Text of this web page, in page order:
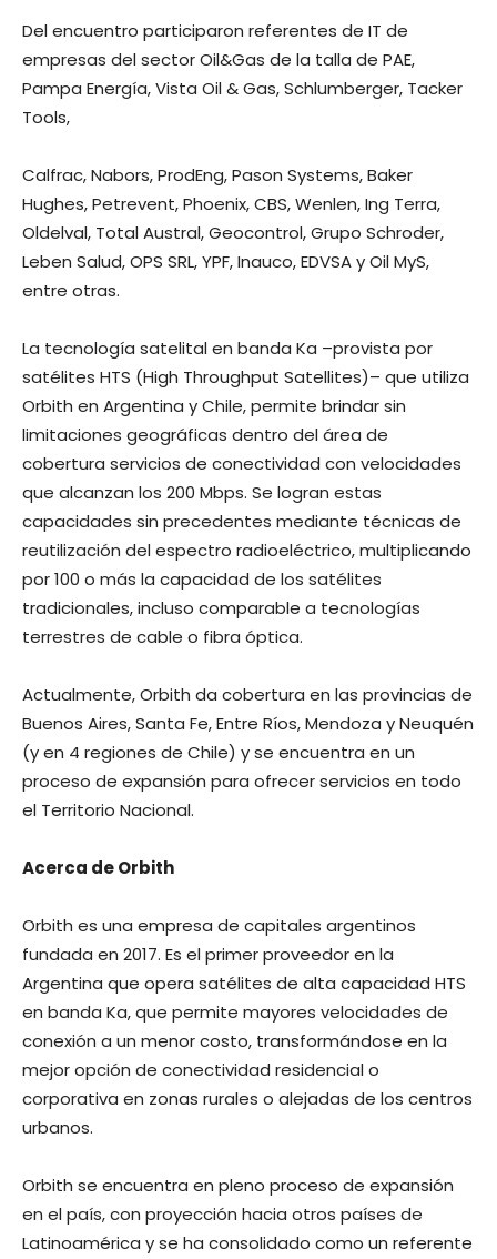
Del encuentro participaron referentes de IT de
empresas del sector Oil&Gas de la talla de PAE,
Pampa Energía, Vista Oil & Gas, Schlumberger, Tacker
Tools,
Calfrac, Nabors, ProdEng, Pason Systems, Baker
Hughes, Petrevent, Phoenix, CBS, Wenlen, Ing Terra,
Oldelval, Total Austral, Geocontrol, Grupo Schroder,
Leben Salud, OPS SRL, YPF, Inauco, EDVSA y Oil MyS,
entre otras.
La tecnología satelital en banda Ka –provista por
satélites HTS (High Throughput Satellites)– que utiliza
Orbith en Argentina y Chile, permite brindar sin
limitaciones geográficas dentro del área de
cobertura servicios de conectividad con velocidades
que alcanzan los 200 Mbps. Se logran estas
capacidades sin precedentes mediante técnicas de
reutilización del espectro radioeléctrico, multiplicando
por 100 o más la capacidad de los satélites
tradicionales, incluso comparable a tecnologías
terrestres de cable o fibra óptica.
Actualmente, Orbith da cobertura en las provincias de
Buenos Aires, Santa Fe, Entre Ríos, Mendoza y Neuquén
(y en 4 regiones de Chile) y se encuentra en un
proceso de expansión para ofrecer servicios en todo
el Territorio Nacional.
Acerca de Orbith
Orbith es una empresa de capitales argentinos
fundada en 2017. Es el primer proveedor en la
Argentina que opera satélites de alta capacidad HTS
en banda Ka, que permite mayores velocidades de
conexión a un menor costo, transformándose en la
mejor opción de conectividad residencial o
corporativa en zonas rurales o alejadas de los centros
urbanos.
Orbith se encuentra en pleno proceso de expansión
en el país, con proyección hacia otros países de
Latinoamérica y se ha consolidado como un referente